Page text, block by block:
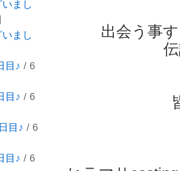
出会う事
まし
まし
目♪ / 6
目♪ / 6
目♪ / 6
目♪ / 6